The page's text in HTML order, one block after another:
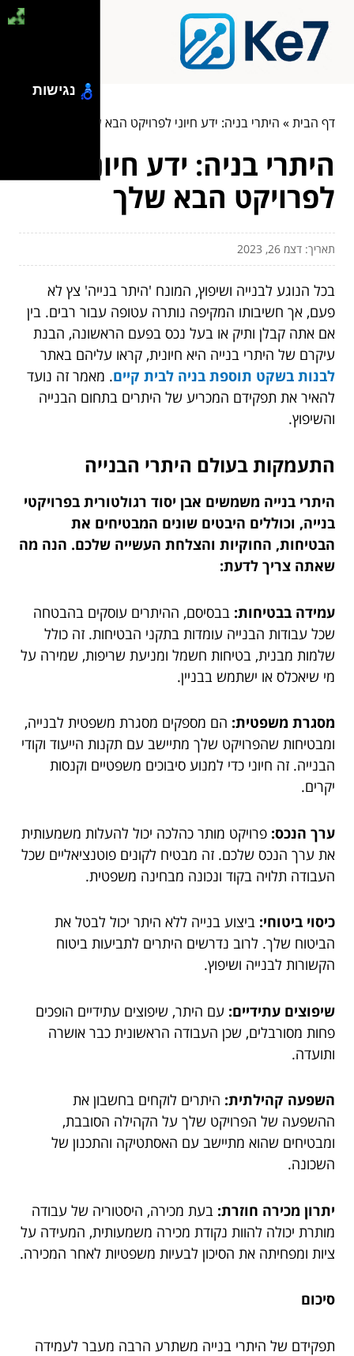
דף הבית» היתרי בניה: ידע חיוני לפרויקט הבא שלך
היתרי בניה: ידע חיוני
לפרויקט הבא שלך
תאריך: דצמ 26, 2023
בכל הנוגע לבנייה ושיפוץ, המונח 'היתר בנייה' צץ לא
פעם, אך חשיבותו המקיפה נותרה עטופה עבור רבים. בין
אם אתה קבלן ותיק או בעל נכס בפעם הראשונה, הבנת
עיקרם של היתרי בנייה היא חיונית, קראו עליהם באתר
לבנות בשקט תוספת בניה לבית קיים. מאמר זה נועד
להאיר את תפקידם המכריע של היתרים בתחום הבנייה
והשיפוץ.
התעמקות בעולם היתרי הבנייה
היתרי בנייה משמשים אבן יסוד רגולטורית בפרויקטי
בנייה, וכוללים היבטים שונים המבטיחים את
הבטיחות, החוקיות והצלחת העשייה שלכם. הנה מה
שאתה צריך לדעת:
עמידה בבטיחות: בבסיסם, ההיתרים עוסקים בהבטחה
שכל עבודות הבנייה עומדות בתקני הבטיחות. זה כולל
שלמות מבנית, בטיחות חשמל ומניעת שריפות, שמירה על
מי שיאכלס או ישתמש בבניין.
מסגרת משפטית: הם מספקים מסגרת משפטית לבנייה,
ומבטיחות שהפרויקט שלך מתיישב עם תקנות הייעוד וקודי
הבנייה. זה חיוני כדי למנוע סיבוכים משפטיים וקנסות
יקרים.
ערך הנכס: פרויקט מותר כהלכה יכול להעלות משמעותית
את ערך הנכס שלכם. זה מבטיח לקונים פוטנציאליים שכל
העבודה תלויה בקוד ונכונה מבחינה משפטית.
כיסוי ביטוחי: ביצוע בנייה ללא היתר יכול לבטל את
הביטוח שלך. לרוב נדרשים היתרים לתביעות ביטוח
הקשורות לבנייה ושיפוץ.
שיפוצים עתידיים: עם היתר, שיפוצים עתידיים הופכים
פחות מסורבלים, שכן העבודה הראשונית כבר אושרה
ותועדה.
השפעה קהילתית: היתרים לוקחים בחשבון את
ההשפעה של הפרויקט שלך על הקהילה הסובבת,
ומבטיחים שהוא מתיישב עם האסתטיקה והתכנון של
השכונה.
יתרון מכירה חוזרת: בעת מכירה, היסטוריה של עבודה
מותרת יכולה להוות נקודת מכירה משמעותית, המעידה על
ציות ומפחיתה את הסיכון לבעיות משפטיות לאחר המכירה.
סיכום
תפקידם של היתרי בנייה משתרע הרבה מעבר לעמידה
נגישות